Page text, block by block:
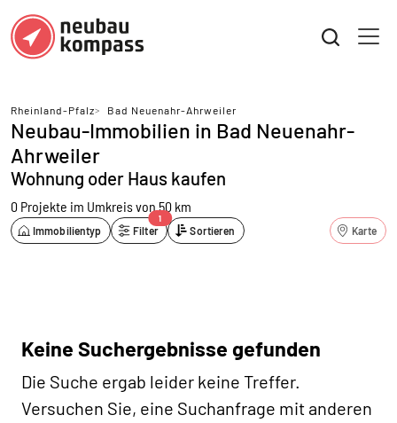
Rheinland-Pfalz> Bad Neuenahr-Ahrweiler
Neubau-Immobilien in Bad Neuenahr-
Ahrweiler
Wohnung oder Haus kaufen
0 Projekte im Umkreis von 50 km
Immobilientyp Filter
1
Sortieren Karte
Keine Suchergebnisse gefunden
Die Suche ergab leider keine Treffer.
Versuchen Sie, eine Suchanfrage mit anderen